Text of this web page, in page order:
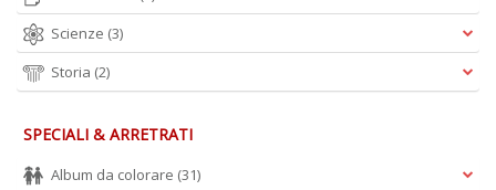
Scienze (3)
Storia (2)
SPECIALI & ARRETRATI
Album da colorare (31)